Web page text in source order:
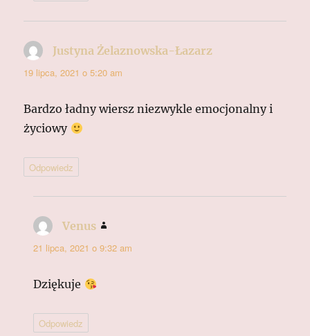
Justyna Żelaznowska-Łazarz
19 lipca, 2021 o 5:20 am
Bardzo ładny wiersz niezwykle emocjonalny i
życiowy
Odpowiedz
Venus
21 lipca, 2021 o 9:32 am
Dziękuje
Odpowiedz